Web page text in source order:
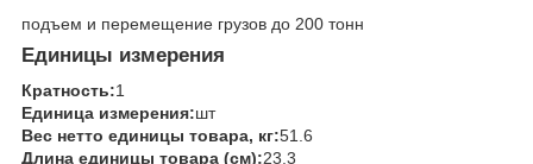
подъем и перемещение грузов до 200 тонн
Единицы измерения
Кратность:1
Единица измерения:шт
Вес нетто единицы товара, кг:51.6
Длина единицы товара (см):23.3